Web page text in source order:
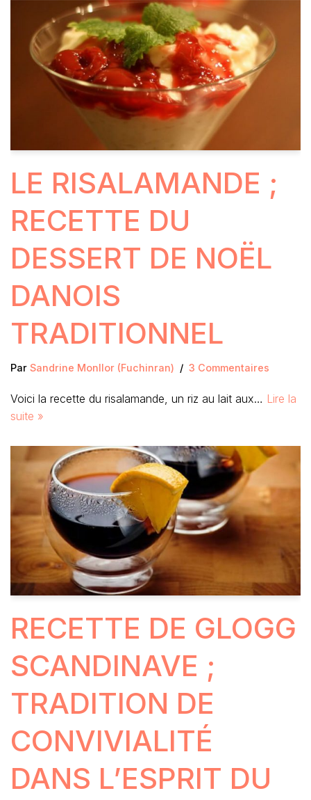
LE RISALAMANDE ;
RECETTE DU
DESSERT DE NOËL
DANOIS
TRADITIONNEL
Par Sandrine Monllor (Fuchinran) 3 Commentaires
Voici la recette du risalamande, un riz au lait aux… Lire la
suite »
RECETTE DE GLOGG
SCANDINAVE ;
TRADITION DE
CONVIVIALITÉ
DANS L’ESPRIT DU